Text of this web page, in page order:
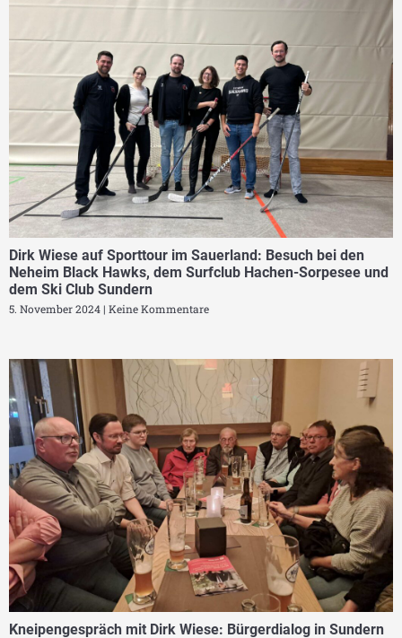
Dirk Wiese auf Sporttour im Sauerland: Besuch bei den
Neheim Black Hawks, dem Surfclub Hachen-Sorpesee und
dem Ski Club Sundern
5. November 2024 Keine Kommentare
Kneipengespräch mit Dirk Wiese: Bürgerdialog in Sundern